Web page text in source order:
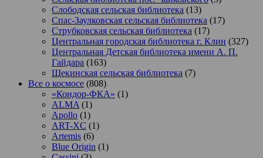
Слободская сельская библиотека (13)
Спас-Заулковская сельская библиотека (17)
Струбковская сельская библиотека (17)
Центральная городская библиотека г. Клин (327)
Центральная Детская библиотека имени А. П.
Гайдара (163)
Щекинская сельская библиотека (7)
Все о космосе (808)
«Кондор-ФКА» (1)
ALMA (1)
Apollo (1)
ART-XC (1)
Artemis (6)
Blue Origin (1)